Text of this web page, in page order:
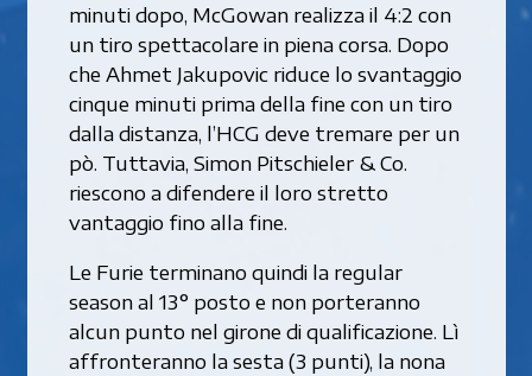
minuti dopo, McGowan realizza il 4:2 con
un tiro spettacolare in piena corsa. Dopo
che Ahmet Jakupovic riduce lo svantaggio
cinque minuti prima della fine con un tiro
dalla distanza, l’HCG deve tremare per un
pò. Tuttavia, Simon Pitschieler & Co.
riescono a difendere il loro stretto
vantaggio fino alla fine.
Le Furie terminano quindi la regular
season al 13° posto e non porteranno
alcun punto nel girone di qualificazione. Lì
affronteranno la sesta (3 punti), la nona